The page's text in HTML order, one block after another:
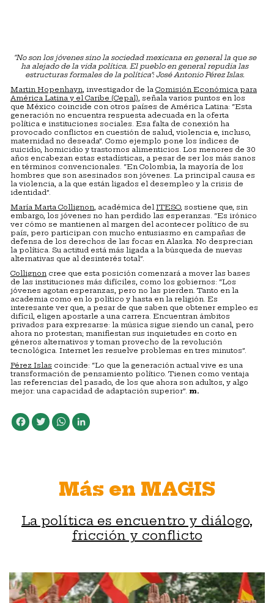
“No son los jóvenes sino la sociedad mexicana en general la que se
ha alejado de la vida política. El pueblo en general repudia las
estructuras formales de la política”: José Antonio Pérez Islas.
Martin Hopenhayn, investigador de la Comisión Económica para
América Latina y el Caribe (Cepal), señala varios puntos en los
que México coincide con otros países de América Latina: “Esta
generación no encuentra respuesta adecuada en la oferta
política e instituciones sociales. Esa falta de conexión ha
provocado conflictos en cuestión de salud, violencia e, incluso,
maternidad no deseada”. Como ejemplo pone los índices de
suicidio, homicidio y trastornos alimenticios. Los menores de 30
años encabezan estas estadísticas, a pesar de ser los más sanos
en términos convencionales. “En Colombia, la mayoría de los
hombres que son asesinados son jóvenes. La principal causa es
la violencia, a la que están ligados el desempleo y la crisis de
identidad”.
María Marta Collignon, académica delITESO, sostiene que, sin
embargo, los jóvenes no han perdido las esperanzas. “Es irónico
ver cómo se mantienen al margen del acontecer político de su
país, pero participan con mucho entusiasmo en campañas de
defensa de los derechos de las focas en Alaska. No desprecian
la política. Su actitud está más ligada a la búsqueda de nuevas
alternativas que al desinterés total”.
Collignon cree que esta posición comenzará a mover las bases
de las instituciones más difíciles, como los gobiernos: “Los
jóvenes agotan esperanzas, pero no las pierden. Tanto en la
academia como en lo político y hasta en la religión. Es
interesante ver que, a pesar de que saben que obtener empleo es
difícil, eligen apostarle a una carrera. Encuentran ámbitos
privados para expresarse: la música sigue siendo un canal, pero
ahora no protestan; manifiestan sus inquietudes en corto en
géneros alternativos y toman provecho de la revolución
tecnológica. Internet les resuelve problemas en tres minutos”.
Pérez Islas coincide: “Lo que la generación actual vive es una
transformación de pensamiento político. Tienen como ventaja
las referencias del pasado, de los que ahora son adultos, y algo
mejor: una capacidad de adaptación superior”. m.
Facebook
TwitterWhatsApp
Más en MAGIS
La política es encuentro y diálogo,
fricción y conflicto